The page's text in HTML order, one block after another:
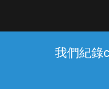
我們紀錄